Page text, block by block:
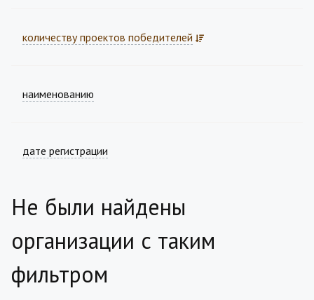
количеству проектов победителей
наименованию
дате регистрации
Не были найдены
организации с таким
фильтром